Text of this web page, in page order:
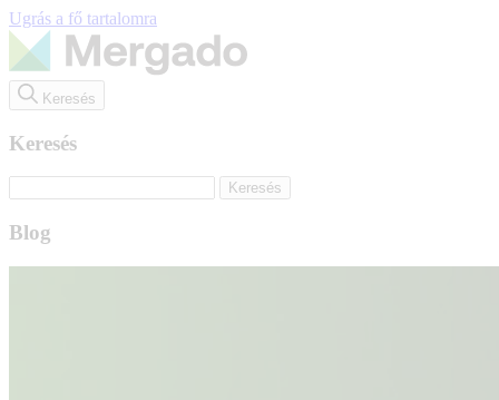
Ugrás a fő tartalomra
Keresés
Keresés
Blog